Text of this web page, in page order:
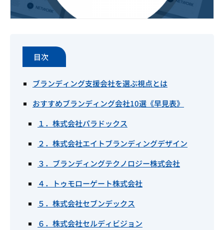
目次
ブランディング支援会社を選ぶ視点とは
おすすめブランディング会社10選《早見表》
１．株式会社パラドックス
２．株式会社エイトブランディングデザイン
３．ブランディングテクノロジー株式会社
４．トゥモローゲート株式会社
５．株式会社セブンデックス
６．株式会社セルディビジョン